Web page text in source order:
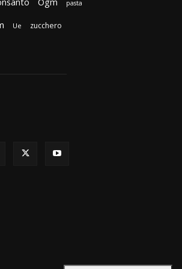
pasta
Ue zucchero